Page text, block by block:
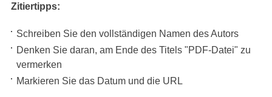
Zitiertipps:
Schreiben Sie den vollständigen Namen des Autors
Denken Sie daran, am Ende des Titels "PDF-Datei" zu
vermerken
Markieren Sie das Datum und die URL